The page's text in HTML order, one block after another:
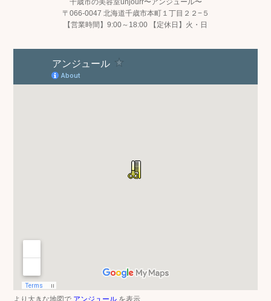
千歳市の美容室unjourr〜アンジュール〜
〒066-0047 北海道千歳市本町１丁目２２−５
【営業時間】9:00～18:00 【定休日】火・日
より大きな地図で アンジュール を表示